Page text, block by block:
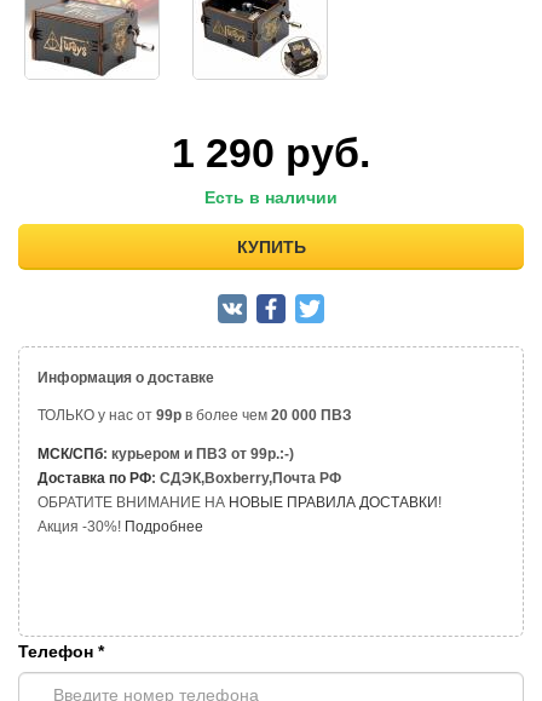
1 290 руб.
Есть в наличии
КУПИТЬ
Информация о доставке
ТОЛЬКО у нас от 99р в более чем 20 000 ПВЗ
МСК/СПб: курьером и ПВЗ от 99р.:-)
Доставка по РФ: СДЭК,Boxberry,Почта РФ
ОБРАТИТЕ ВНИМАНИЕ НА НОВЫЕ ПРАВИЛА ДОСТАВКИ!
Акция -30%! Подробнее
Телефон *